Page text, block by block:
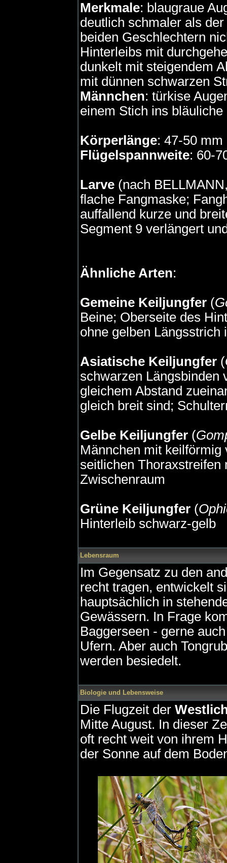
Merkmale: blaugraue
deutlich schmaler als
beiden Geschlechtern
Hinterleibs mit
dunkelt mit steigendem
mit dünnen schwarzen
Männchen: türkise
einem Stich ins bläuliche
Körperlänge: 47-50 mm
Flügelspannweite: 60-
Larve (nach
flache Fangmaske;
auffallend kurze und
Segment 9 verlängert
Ähnliche Arten:
Gemeine Keiljungfer (
Beine; Oberseite des
ohne gelben Längsstrich
Asiatische Keiljungfer (
schwarzen Längsbinden
gleichem Abstand
gleich breit sind;
Gelbe Keiljungfer (
Männchen mit
seitlichen Thoraxstreifen
Zwischenraum
Grüne Keiljungfer (
Hinterleib schwarz-gelb
Lebensraum
Im Gegensatz zu den
recht tragen, entwickelt
hauptsächlich in
Gewässern. In Frage
Baggerseen - gerne
Ufern. Aber auch
werden besiedelt.
Biologie und Lebensweise
Die Flugzeit der
Mitte August. In dieser
oft recht weit von ihrem
der Sonne auf dem